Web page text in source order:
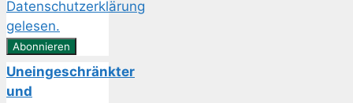
Datenschutzerklärung
gelesen.
Uneingeschränkter
und